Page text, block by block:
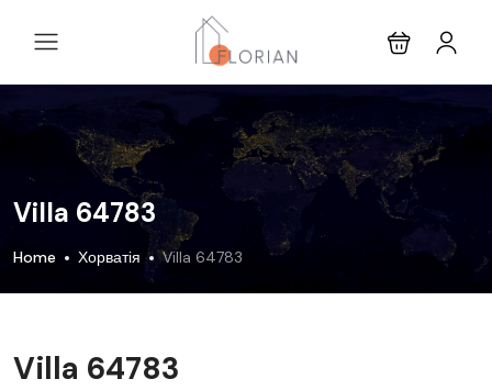
Villa 64783
Home Хорватія Villa 64783
Villa 64783